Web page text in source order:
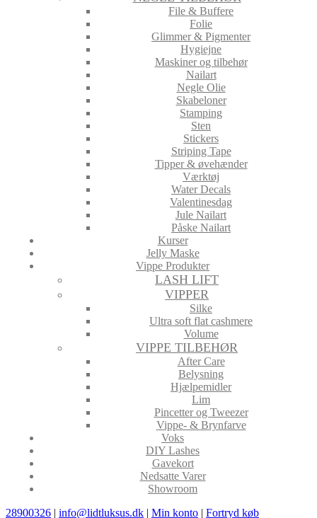
File & Buffere
Folie
Glimmer & Pigmenter
Hygiejne
Maskiner og tilbehør
Nailart
Negle Olie
Skabeloner
Stamping
Sten
Stickers
Striping Tape
Tipper & øvehænder
Værktøj
Water Decals
Valentinesdag
Jule Nailart
Påske Nailart
Kurser
Jelly Maske
Vippe Produkter
LASH LIFT
VIPPER
Silke
Ultra soft flat cashmere
Volume
VIPPE TILBEHØR
After Care
Belysning
Hjælpemidler
Lim
Pincetter og Tweezer
Vippe- & Brynfarve
Voks
DIY Lashes
Gavekort
Nedsatte Varer
Showroom
28900326 | info@lidtluksus.dk | Min konto | Fortryd køb